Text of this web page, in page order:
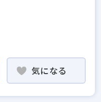
気になる